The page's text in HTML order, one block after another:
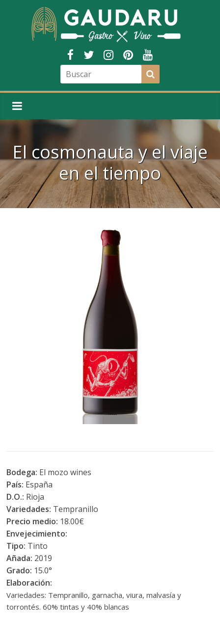
El cosmonauta y el viaje
en el tiempo
Bodega: El mozo wines
País: España
D.O.: Rioja
Variedades: Tempranillo
Precio medio: 18.00€
Envejecimiento:
Tipo: Tinto
Añada: 2019
Grado: 15.0°
Elaboración:
Variedades: Tempranillo, garnacha, viura, malvasía y
torrontés. 60% tintas y 40% blancas